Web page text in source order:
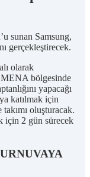
sunan Samsung,
gerçekleştirecek.
olarak
MENA bölgesinde
yapacağı
katılmak için
oluşturacak.
için 2 gün sürecek